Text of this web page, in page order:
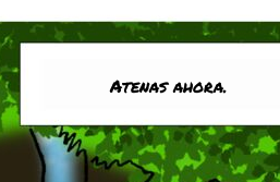
Atenas ahora.